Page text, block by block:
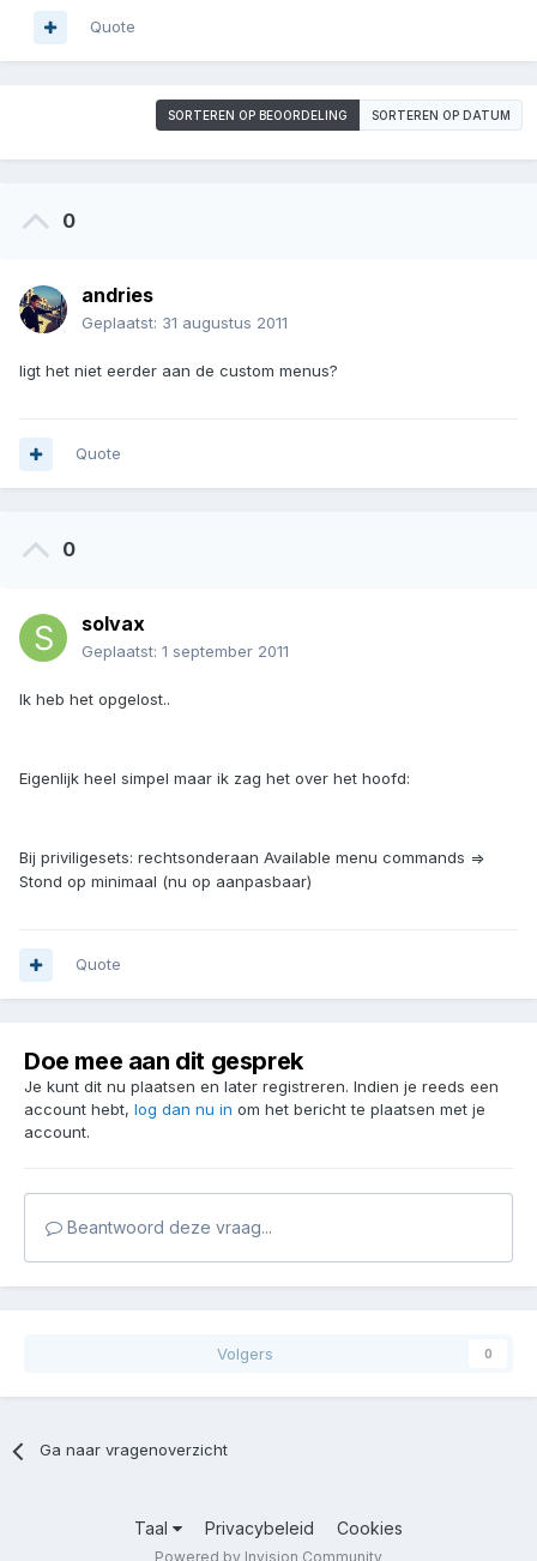
Quote
SORTEREN OP BEOORDELING SORTEREN OP DATUM
0
andries
Geplaatst: 31 augustus 2011
ligt het niet eerder aan de custom menus?
Quote
0
solvax
Geplaatst: 1 september 2011
Ik heb het opgelost..
Eigenlijk heel simpel maar ik zag het over het hoofd:
Bij priviligesets: rechtsonderaan Available menu commands =>
Stond op minimaal (nu op aanpasbaar)
Quote
Doe mee aan dit gesprek
Je kunt dit nu plaatsen en later registreren. Indien je reeds een
account hebt, log dan nu in om het bericht te plaatsen met je
account.
Beantwoord deze vraag...
Volgers 0
Ga naar vragenoverzicht
Taal Privacybeleid Cookies
Powered by Invision Community